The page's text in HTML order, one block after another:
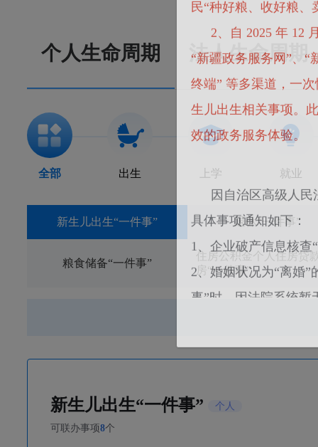
个人生命周期 法人生命周期
全部 出生 上学 就业
新生儿出生“一件事” 退休“一件事”
粮食储备“一件事”
住房公积金个人住房贷
房“一件事”
新生儿出生“一件事” 个人
可联办事项8个
民“种好粮、收好粮、
2、自 2025 年 12
“新疆政务服务网”、“
终端” 等多渠道，一
生儿出生相关事项。
效的政务服务体验。
因自治区高级人民
具体事项通知如下：
1、企业破产信息核查
2、婚姻状况为“离婚
事”时，因法院系统